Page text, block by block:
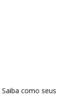
Saiba como seus